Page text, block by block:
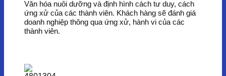
Văn hóa nuôi dưỡng và định hình cách tư duy, cách
ứng xử của các thành viên. Khách hàng sẽ đánh giá
doanh nghiệp thông qua ứng xử, hành vi của các
thành viên.